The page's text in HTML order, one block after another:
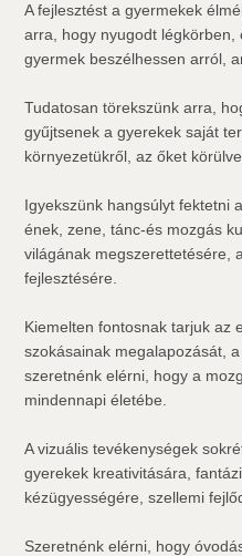
A fejlesztést a gyermekek
arra, hogy nyugodt
gyermek beszélhessen arról,
Tudatosan törekszünk arra,
gyűjtsenek a gyerekek saját
környezetükről, az őket
Igyekszünk hangsúlyt fektetni
ének, zene, tánc-és mozgás
világának megszerettetésére,
fejlesztésére.
Kiemelten fontosnak tarjuk az
szokásainak megalapozását,
szeretnénk elérni, hogy a
mindennapi életébe.
A vizuális tevékenységek
gyerekek kreativitására,
kézügyességére, szellemi
Szeretnénk elérni, hogy